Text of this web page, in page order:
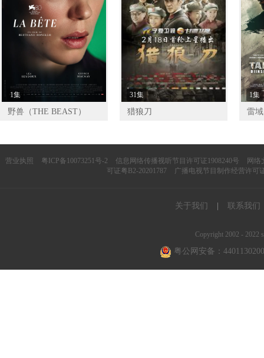
1集
野兽（THE BEAST）
31集
猎狼刀
1集
雷
营业执照 粤ICP备10073251号-2 信息网络传播视听节目许可证1908240号
网络
可证粤B2-20201787
广播电视节目制作经营许可
关于我们 联系我们
Copyright 2002 - 2022
粤公网安备：